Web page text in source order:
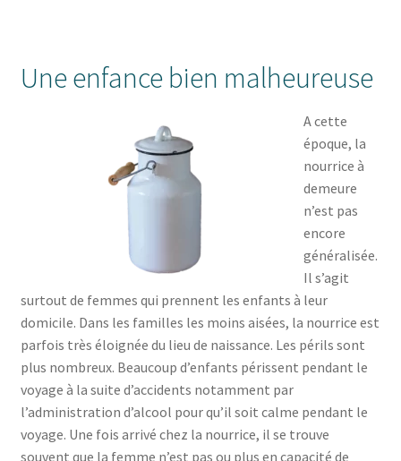
Une enfance bien malheureuse
A cette
époque, la
nourrice à
demeure
n’est pas
encore
généralisée.
Il s’agit
surtout de femmes qui prennent les enfants à leur
domicile. Dans les familles les moins aisées, la nourrice est
parfois très éloignée du lieu de naissance. Les périls sont
plus nombreux. Beaucoup d’enfants périssent pendant le
voyage à la suite d’accidents notamment par
l’administration d’alcool pour qu’il soit calme pendant le
voyage. Une fois arrivé chez la nourrice, il se trouve
souvent que la femme n’est pas ou plus en capacité de